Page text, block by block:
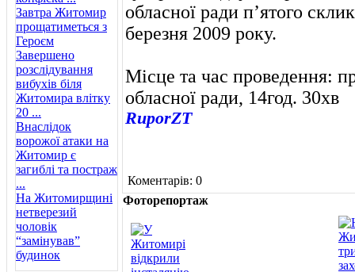
Завтра Житомир
прощатиметься з
Героєм
Завершено
розслідування
вибухів біля
Житомира влітку
20 ...
Внаслідок
ворожої атаки на
Житомир є
загиблі та постраж
...
На Житомирщині
нетверезий
чоловік
“замінував”
будинок
обласної ради п’ятого
березня 2009 року.
Місце та час проведення:
обласної ради, 14год. 30хв
RuporZT
Коментарів: 0
Фоторепортаж